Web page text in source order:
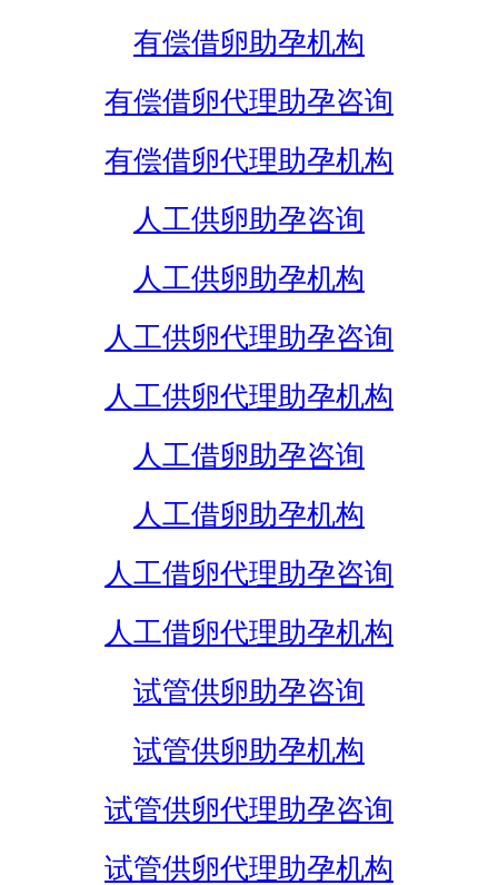
有偿借卵助孕机构
有偿借卵代理助孕咨询
有偿借卵代理助孕机构
人工供卵助孕咨询
人工供卵助孕机构
人工供卵代理助孕咨询
人工供卵代理助孕机构
人工借卵助孕咨询
人工借卵助孕机构
人工借卵代理助孕咨询
人工借卵代理助孕机构
试管供卵助孕咨询
试管供卵助孕机构
试管供卵代理助孕咨询
试管供卵代理助孕机构